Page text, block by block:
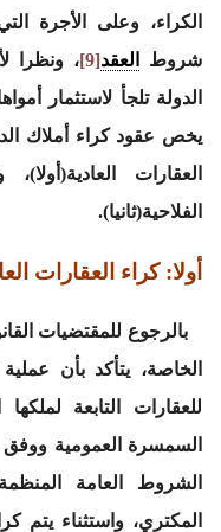
الكراء، وعلى الأجرة
شروط
العقد[9]
، ونظرا
الدولة تلجأ لاستثمار
يخص عقود كراء أملاك
العقارات
الفلاحية(ثانيا).
أولا: كراء العقارات
بالرجوع للمقتضيات
الخاصة، يتأكد بأن
للعقارات التابعة
السمسرة العمومية ووفق
الشروط العامة
المكتري، واستثناء يتم